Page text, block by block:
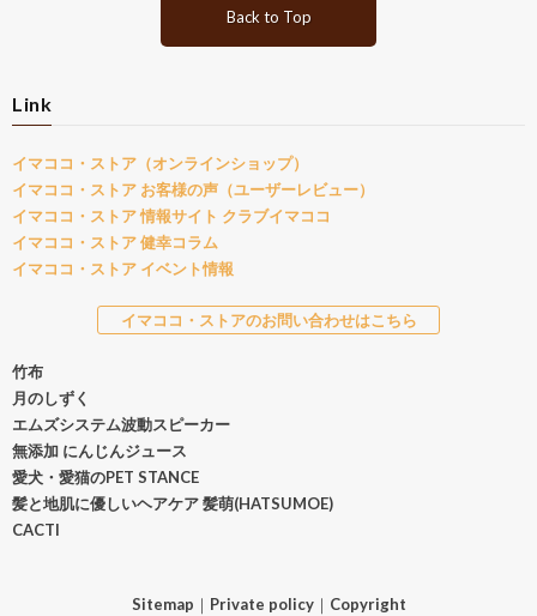
Back to Top
Link
イマココ・ストア（オンラインショップ）
イマココ・ストア お客様の声（ユーザーレビュー）
イマココ・ストア 情報サイト クラブイマココ
イマココ・ストア 健幸コラム
イマココ・ストア イベント情報
イマココ・ストアのお問い合わせはこちら
竹布
月のしずく
エムズシステム波動スピーカー
無添加 にんじんジュース
愛犬・愛猫のPET STANCE
髪と地肌に優しいヘアケア 髪萌(HATSUMOE)
CACTI
Sitemap ｜ Private policy｜ Copyright